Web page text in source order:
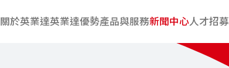
關於英業達英業達優勢產品與服務新聞中心人才招募